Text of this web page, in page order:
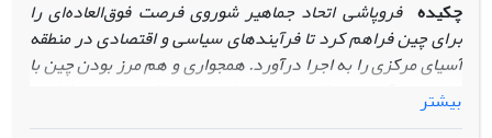
بُعد اقتصاد منطقه‌ای، طالبان توانسته است با صادرات محصولات
کشاورزی و همچنین، صادرات مواد خام میزان مبادلات خود را ثابت
نگه‌دارد. هر چند طالبان از نظر کاهش بیکاری، کاهش فقر، کاهش
رکود، افزایش تولید و کسب‌وکار در داخل افغانستان عملکرد
موفقیت‌آمیزی نداشته است؛ اما در بُعد اقتصاد منطقه‌ای توانسته
چکیده فروپاشی اتحاد جماهیر شوروی فرصت فوق‌العاده‌ای را
برای چین فراهم کرد تا فرآیندهای سیاسی و اقتصادی در منطقه
آسیای مرکزی را به اجرا درآورد.همجواری و هم مرز بودن چین با
کشورهای آسیای مرکزی توام با رشد سریع‌ اقتصادی این کشور،
شرایط خاصی را بر روابط این کشورها با چین موجب شده است. به
بیشتر